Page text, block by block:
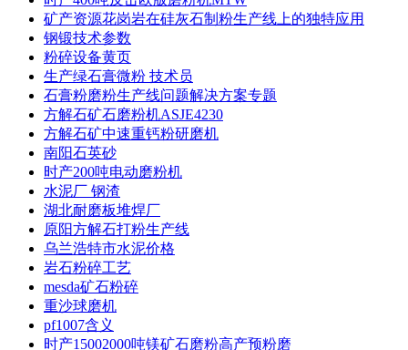
矿产资源花岗岩在硅灰石制粉生产线上的独特应用
钢锻技术参数
粉碎设备黄页
生产绿石膏微粉 技术员
石膏粉磨粉生产线问题解决方案专题
方解石矿石磨粉机ASJE4230
方解石矿中速重钙粉研磨机
南阳石英砂
时产200吨电动磨粉机
水泥厂 钢渣
湖北耐磨板堆焊厂
原阳方解石打粉生产线
乌兰浩特市水泥价格
岩石粉碎工艺
mesda矿石粉碎
重沙球磨机
pf1007含义
时产15002000吨镁矿石磨粉高产预粉磨